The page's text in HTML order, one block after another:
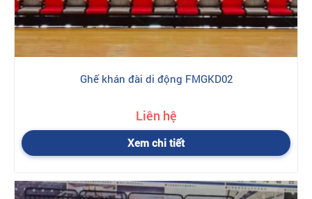
Ghế khán đài di động FMGKD02
Liên hệ
Xem chi tiết